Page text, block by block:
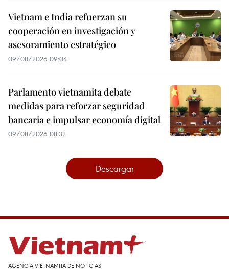
Vietnam e India refuerzan su
cooperación en investigación y
asesoramiento estratégico
09/08/2026 09:04
Parlamento vietnamita debate
medidas para reforzar seguridad
bancaria e impulsar economía digital
09/08/2026 08:32
Descargar
AGENCIA VIETNAMITA DE NOTICIAS